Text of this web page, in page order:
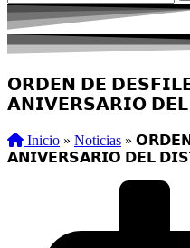
𝗢𝗥𝗗𝗘𝗡 𝗗𝗘
𝗔𝗡𝗜𝗩𝗘𝗥𝗦𝗔𝗥𝗜𝗢
Inicio » Noticias »
𝗔𝗡𝗜𝗩𝗘𝗥𝗦𝗔𝗥𝗜𝗢 𝗗𝗘𝗟